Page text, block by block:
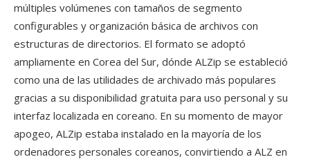
múltiples volúmenes con tamaños de segmento
configurables y organización básica de archivos con
estructuras de directorios. El formato se adoptó
ampliamente en Corea del Sur, dónde ALZip se estableció
como una de las utilidades de archivado más populares
gracias a su disponibilidad gratuita para uso personal y su
interfaz localizada en coreano. En su momento de mayor
apogeo, ALZip estaba instalado en la mayoría de los
ordenadores personales coreanos, convirtiendo a ALZ en